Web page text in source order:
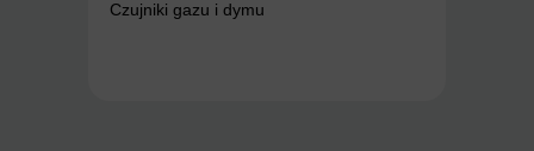
Czujniki gazu i dymu